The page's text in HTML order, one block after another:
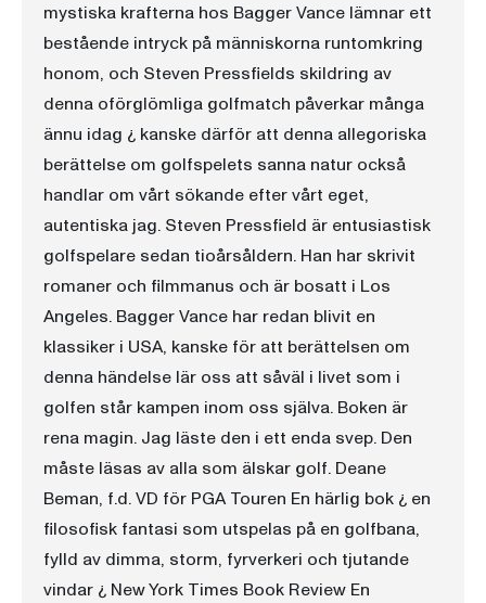
mystiska krafterna hos Bagger Vance lämnar ett
bestående intryck på människorna runtomkring
honom, och Steven Pressfields skildring av
denna oförglömliga golfmatch påverkar många
ännu idag ¿ kanske därför att denna allegoriska
berättelse om golfspelets sanna natur också
handlar om vårt sökande efter vårt eget,
autentiska jag. Steven Pressfield är entusiastisk
golfspelare sedan tioårsåldern. Han har skrivit
romaner och filmmanus och är bosatt i Los
Angeles. Bagger Vance har redan blivit en
klassiker i USA, kanske för att berättelsen om
denna händelse lär oss att såväl i livet som i
golfen står kampen inom oss själva. Boken är
rena magin. Jag läste den i ett enda svep. Den
måste läsas av alla som älskar golf. Deane
Beman, f.d. VD för PGA Touren En härlig bok ¿ en
filosofisk fantasi som utspelas på en golfbana,
fylld av dimma, storm, fyrverkeri och tjutande
vindar ¿ New York Times Book Review En